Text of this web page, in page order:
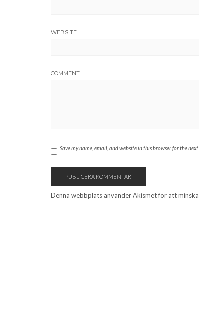
WEBSITE
COMMENT
Save my name, email, and website in this browser for the
Denna webbplats använder Akismet för att